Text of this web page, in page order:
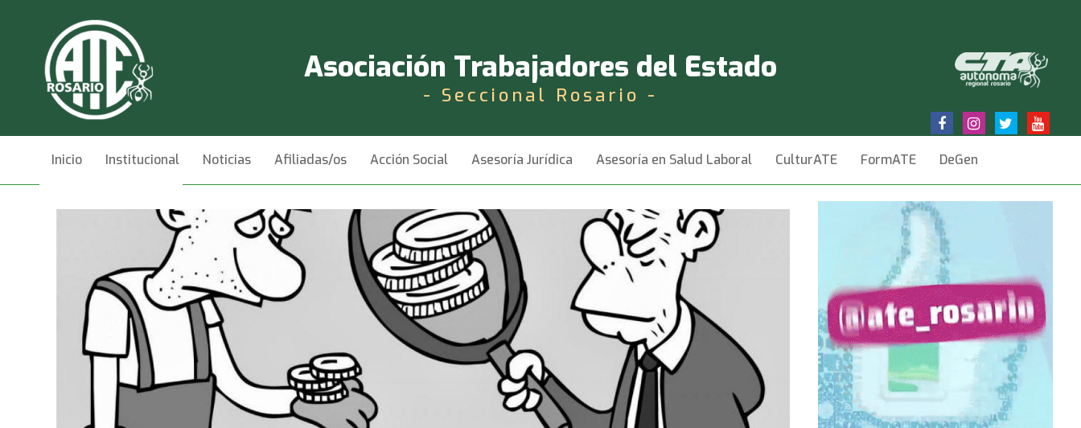
Asociación Trabajadores del Estado
- Seccional Rosario -
Inicio Institucional Noticias Afiliadas/os Acción Social Asesoría Jurídica Asesoría en Salud Laboral CulturATE FormATE DeGen
Videos Contacto